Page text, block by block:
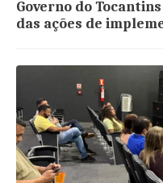
Governo do
das ações de